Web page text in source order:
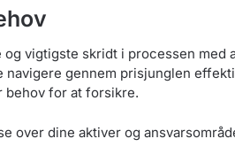
vigtigste skridt i processen med
gennem prisjunglen
behov for at forsikre.
over dine aktiver og